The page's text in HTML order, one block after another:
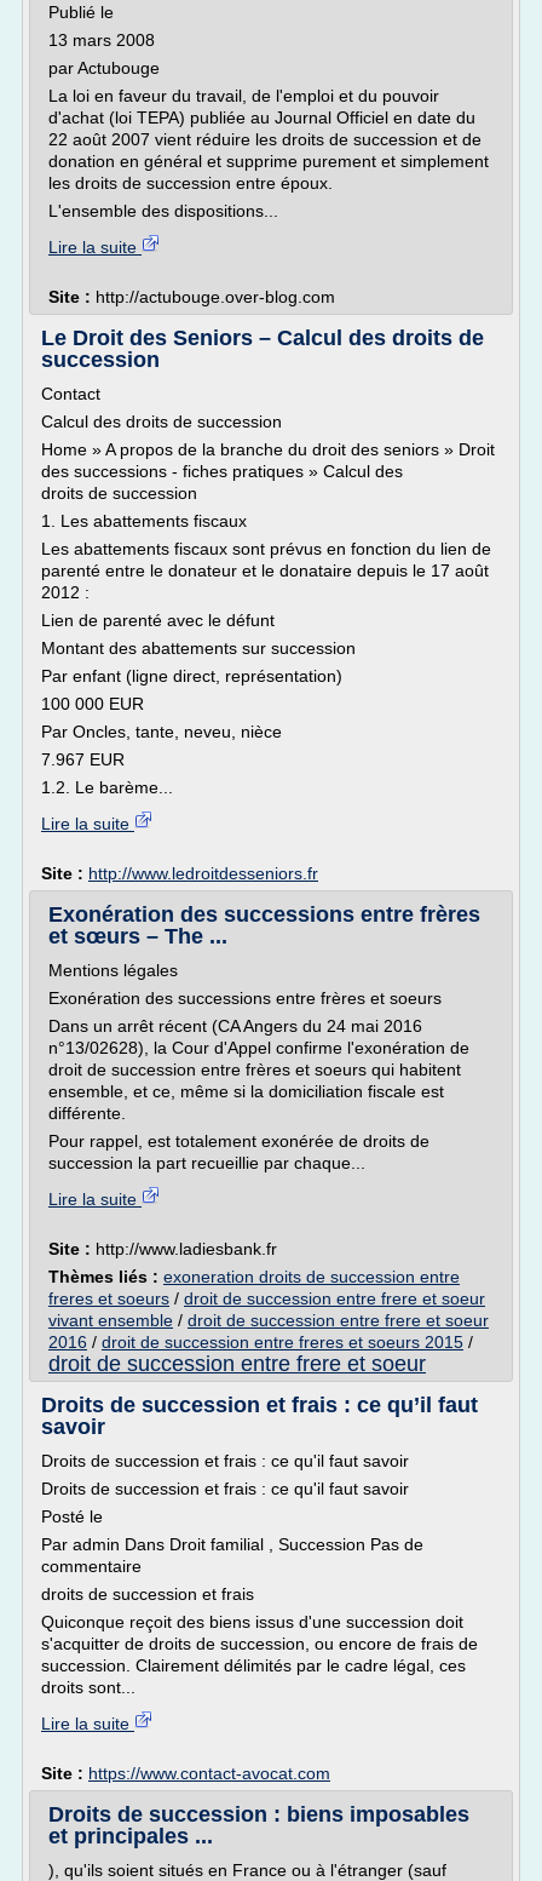
Publié le
13 mars 2008
par Actubouge
La loi en faveur du travail, de l'emploi et du pouvoir
d'achat (loi TEPA) publiée au Journal Officiel en date du
22 août 2007 vient réduire les droits de succession et de
donation en général et supprime purement et simplement
les droits de succession entre époux.
L'ensemble des dispositions...
Lire la suite
Site : http://actubouge.over-blog.com
Le Droit des Seniors – Calcul des droits de
succession
Contact
Calcul des droits de succession
Home » A propos de la branche du droit des seniors » Droit
des successions - fiches pratiques » Calcul des
droits de succession
1. Les abattements fiscaux
Les abattements fiscaux sont prévus en fonction du lien de
parenté entre le donateur et le donataire depuis le 17 août
2012 :
Lien de parenté avec le défunt
Montant des abattements sur succession
Par enfant (ligne direct, représentation)
100 000 EUR
Par Oncles, tante, neveu, nièce
7.967 EUR
1.2. Le barème...
Lire la suite
Site : http://www.ledroitdesseniors.fr
Exonération des successions entre frères
et sœurs – The ...
Mentions légales
Exonération des successions entre frères et soeurs
Dans un arrêt récent (CA Angers du 24 mai 2016
n°13/02628), la Cour d'Appel confirme l'exonération de
droit de succession entre frères et soeurs qui habitent
ensemble, et ce, même si la domiciliation fiscale est
différente.
Pour rappel, est totalement exonérée de droits de
succession la part recueillie par chaque...
Lire la suite
Site : http://www.ladiesbank.fr
Thèmes liés : exoneration droits de succession entre
freres et soeurs / droit de succession entre frere et soeur
vivant ensemble / droit de succession entre frere et soeur
2016 / droit de succession entre freres et soeurs 2015 /
droit de succession entre frere et soeur
Droits de succession et frais : ce qu’il faut
savoir
Droits de succession et frais : ce qu'il faut savoir
Droits de succession et frais : ce qu'il faut savoir
Posté le
Par admin Dans Droit familial , Succession Pas de
commentaire
droits de succession et frais
Quiconque reçoit des biens issus d'une succession doit
s'acquitter de droits de succession, ou encore de frais de
succession. Clairement délimités par le cadre légal, ces
droits sont...
Lire la suite
Site : https://www.contact-avocat.com
Droits de succession : biens imposables
et principales ...
), qu'ils soient situés en France ou à l'étranger (sauf